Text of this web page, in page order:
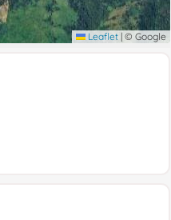
Leaflet | © Google